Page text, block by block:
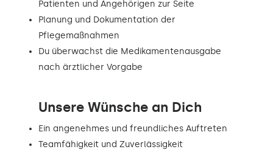
Patienten und Angehörigen zur Seite
Planung und Dokumentation der
Pflegemaßnahmen
Du überwachst die Medikamentenausgabe
nach ärztlicher Vorgabe
Unsere Wünsche an Dich
Ein angenehmes und freundliches Auftreten
Teamfähigkeit und Zuverlässigkeit